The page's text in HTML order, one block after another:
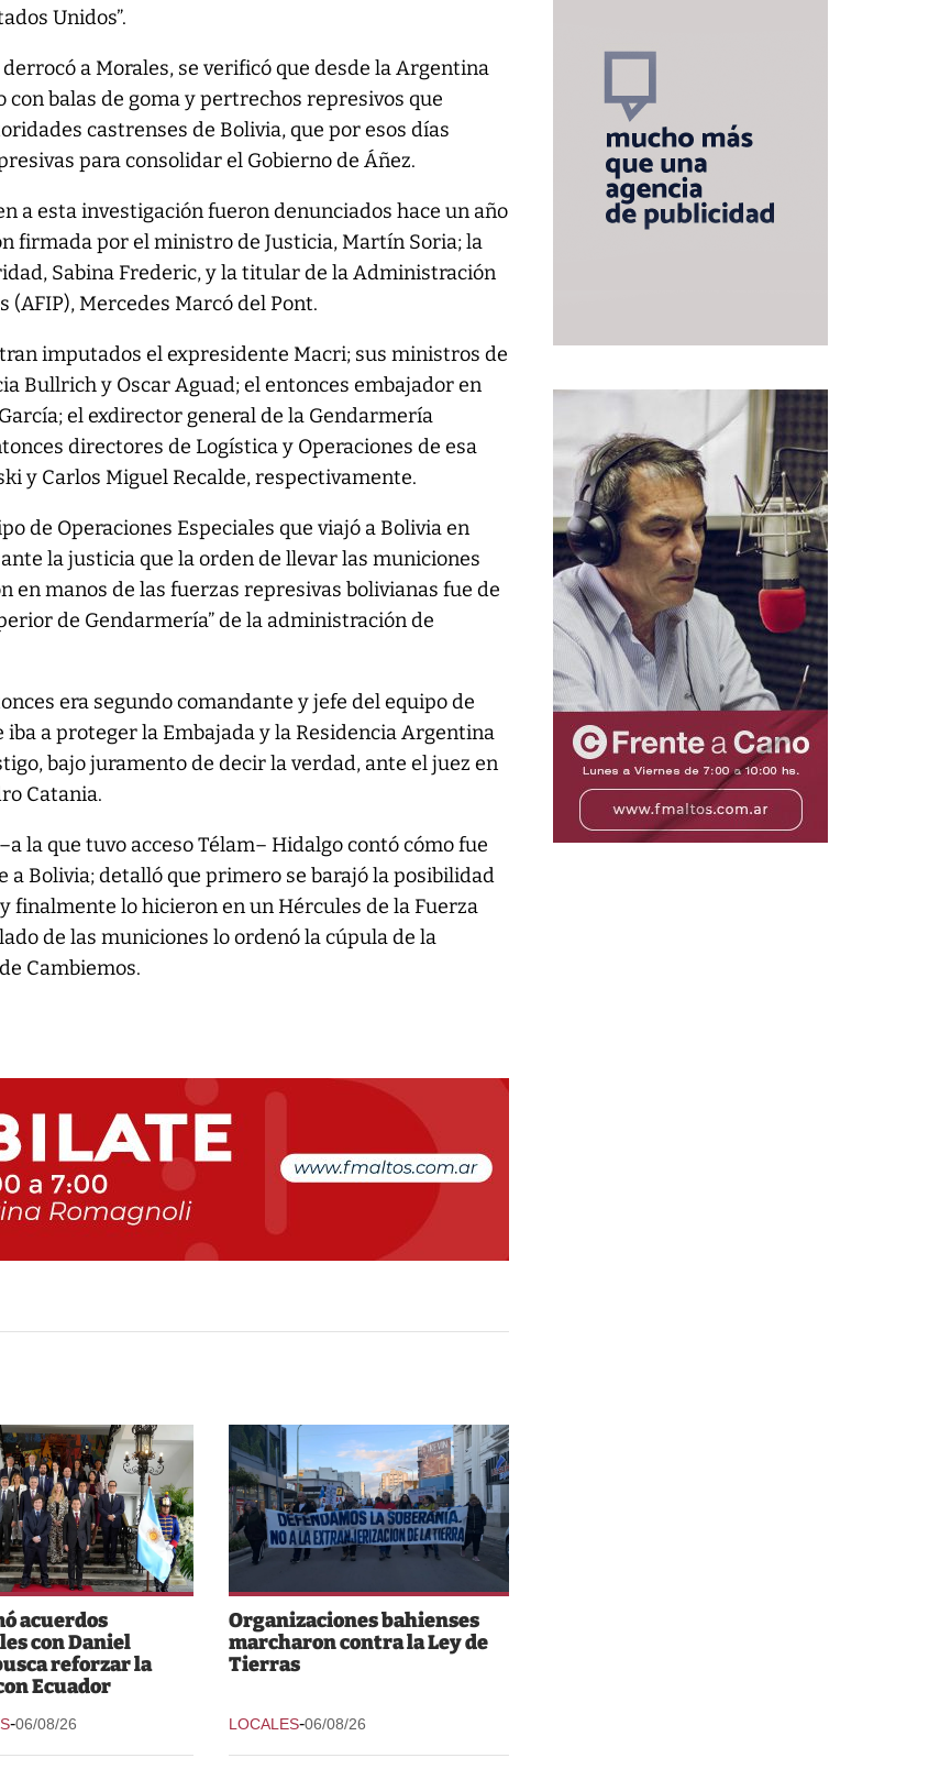
Unidos”.
a Morales, se verificó que desde la Argentina
balas de goma y pertrechos represivos que
castrenses de Bolivia, que por esos días
para consolidar el Gobierno de Áñez.
a esta investigación fueron denunciados hace un año
firmada por el ministro de Justicia, Martín Soria; la
Sabina Frederic, y la titular de la Administración
(AFIP), Mercedes Marcó del Pont.
imputados el expresidente Macri; sus ministros de
Bullrich y Oscar Aguad; el entonces embajador en
el exdirector general de la Gendarmería
directores de Logística y Operaciones de esa
y Carlos Miguel Recalde, respectivamente.
de Operaciones Especiales que viajó a Bolivia en
la justicia que la orden de llevar las municiones
manos de las fuerzas represivas bolivianas fue de
de Gendarmería” de la administración de
era segundo comandante y jefe del equipo de
iba a proteger la Embajada y la Residencia Argentina
bajo juramento de decir la verdad, ante el juez en
Catania.
la que tuvo acceso Télam– Hidalgo contó cómo fue
a Bolivia; detalló que primero se barajó la posibilidad
finalmente lo hicieron en un Hércules de la Fuerza
de las municiones lo ordenó la cúpula de la
Cambiemos.
acuerdos
con Daniel
reforzar la
Ecuador
-06/08/26
Organizaciones bahienses
marcharon contra la Ley de
Tierras
LOCALES-06/08/26